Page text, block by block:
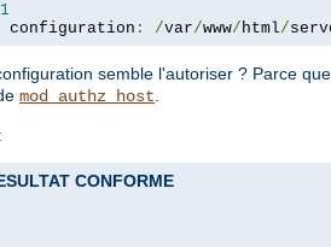
configuration : /var/www/html/
semble l'autoriser ? Parce
mod_authz_host.
CONFORME